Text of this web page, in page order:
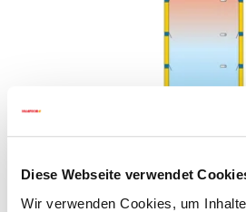
Diese Webseite verwendet
Wir verwenden Cookies, um
Pufferspeicher ohne